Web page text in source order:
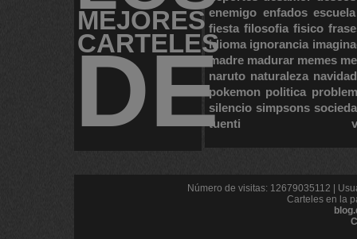
MEJORES
CARTELES
DE
enemigo enfados escuela
fiesta filosofia fisico
idioma ignorancia
madre madurar memes
naruto naturaleza navidad
pokemon politica
silencio simpsons
tuenti
Número de visitas: 12679035112 |
Carteles en la